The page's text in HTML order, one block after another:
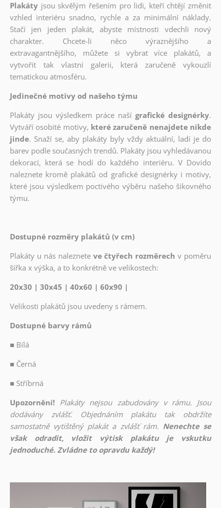
Plakáty jsou skvělým řešením pro lidi, kteří chtějí změnit
vzhled interiéru snadno, rychle a za minimální náklady.
Stačí jen jeden plakát, abyste místnosti vdechli nový
charakter. Chcete-li něco výraznějšího a
extravagantnějšího, můžete si vybrat více plakátů, a
vytvořit tak vlastní galerii, která zaručeně vykouzlí
tematickou atmosféru.
Jedinečné motivy od našeho týmu
Plakáty jsou výsledkem práce naší grafické designérky.
Vytváří osobité motivy, které zaručeně nenajdete nikde
jinde. Snaží se, aby plakáty byly vždy aktuální, ladí je do
barev podle současných trendů. Plakáty jsou vyhledávanou
dekorací, která se hodí do každého interiéru. V Dovido
naleznete kromě plakátů od grafické designérky i motivy,
které jsou výsledkem poctivého výběru našeho šikovného
týmu.
Dostupné rozměry plakátů (v cm)
Plakáty u nás naleznete ve čtyřech rozměrech v poměru
šířka x výška, a to konkrétně ve velikostech:
20x30 | 30x45 | 40x60 | 60x90 |
Velikosti plakátů jsou uvedeny s rámem.
Dostupné barvy rámů
■ Bílá
■ Černá
■ Stříbrná
Upozornění! Plakáty nejsou zabudovány v rámu. Jsou
dodávány zvlášť. Objednáním plakátu tak obdržíte
samostatně vytištěný plakát a zvlášť rám. Nenechte se
však odradit, vložit výtisk plakátu je vskutku
jednoduché. Zvládne to opravdu každý!